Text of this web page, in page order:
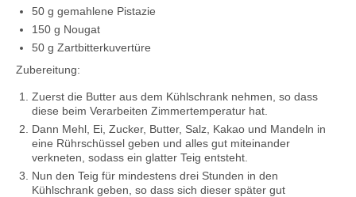
50 g gemahlene Pistazie
150 g Nougat
50 g Zartbitterkuvertüre
Zubereitung:
Zuerst die Butter aus dem Kühlschrank nehmen, so dass
diese beim Verarbeiten Zimmertemperatur hat.
Dann Mehl, Ei, Zucker, Butter, Salz, Kakao und Mandeln in
eine Rührschüssel geben und alles gut miteinander
verkneten, sodass ein glatter Teig entsteht.
Nun den Teig für mindestens drei Stunden in den
Kühlschrank geben, so dass sich dieser später gut